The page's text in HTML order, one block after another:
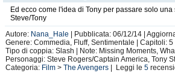
Ed ecco come l'idea di Tony per passare solo
Steve/Tony
Autore: Nana_Hale
| Pubblicata: 06/12/14 |
Genere: Commedia, Fluff, Sentimentale | Capitoli:
Tipo di coppia: Slash | Note: Missing Moments,
Personaggi: Steve Rogers/Captain America, Tony
Categoria: Film >The Avengers | Leggi le5